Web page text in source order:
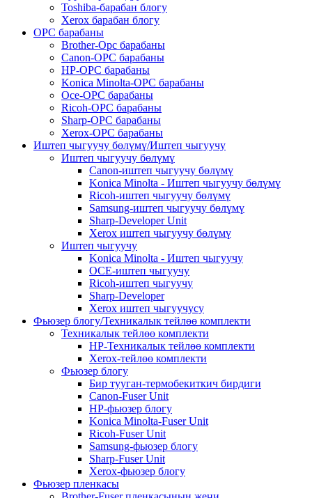
Toshiba-барабан блогу
Xerox барабан блогу
OPC барабаны
Brother-Opc барабаны
Canon-OPC барабаны
HP-OPC барабаны
Konica Minolta-OPC барабаны
Oce-OPC барабаны
Ricoh-OPC барабаны
Sharp-OPC барабаны
Xerox-OPC барабаны
Иштеп чыгуучу бөлүмү/Иштеп чыгуучу
Иштеп чыгуучу бөлүмү
Canon-иштеп чыгуучу бөлүмү
Konica Minolta - Иштеп чыгуучу бөлүмү
Ricoh-иштеп чыгуучу бөлүмү
Samsung-иштеп чыгуучу бөлүмү
Sharp-Developer Unit
Xerox иштеп чыгуучу бөлүмү
Иштеп чыгуучу
Konica Minolta - Иштеп чыгуучу
OCE-иштеп чыгуучу
Ricoh-иштеп чыгуучу
Sharp-Developer
Xerox иштеп чыгуучусу
Фьюзер блогу/Техникалык тейлөө комплекти
Техникалык тейлөө комплекти
HP-Техникалык тейлөө комплекти
Xerox-тейлөө комплекти
Фьюзер блогу
Бир тууган-термобекиткич бирдиги
Canon-Fuser Unit
HP-фьюзер блогу
Konica Minolta-Fuser Unit
Ricoh-Fuser Unit
Samsung-фьюзер блогу
Sharp-Fuser Unit
Xerox-фьюзер блогу
Фьюзер пленкасы